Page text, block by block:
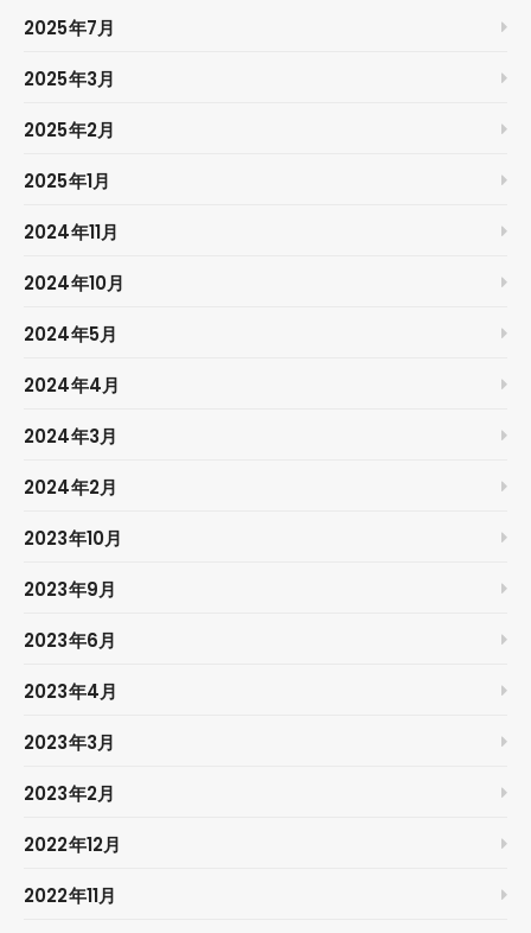
2025年7月
2025年3月
2025年2月
2025年1月
2024年11月
2024年10月
2024年5月
2024年4月
2024年3月
2024年2月
2023年10月
2023年9月
2023年6月
2023年4月
2023年3月
2023年2月
2022年12月
2022年11月